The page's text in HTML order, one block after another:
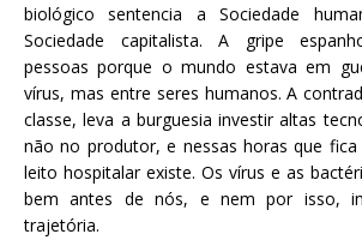
biológico sentencia a Sociedade
Sociedade capitalista. A gripe
pessoas porque o mundo estava em
vírus, mas entre seres humanos. A
classe, leva a burguesia investir altas
não no produtor, e nessas horas que
leito hospitalar existe. Os vírus e as
bem antes de nós, e nem por isso,
trajetória.